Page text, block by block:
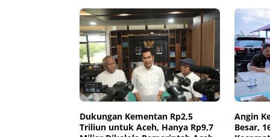
Dukungan Kementan Rp2,5
Triliun untuk Aceh, Hanya Rp9,7
Angin
Besar,